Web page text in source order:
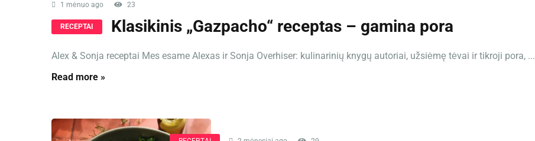
1 mėnuo ago 23
RECEPTAI Klasikinis „Gazpacho“ receptas – gamina pora
Alex & Sonja receptai Mes esame Alexas ir Sonja Overhiser: kulinarinių knygų autoriai, užsiėmę tėvai ir tikroji pora, ...
Read more »